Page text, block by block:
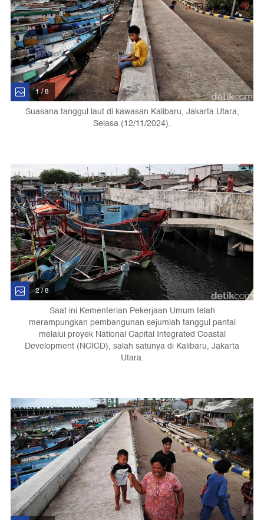
1 / 8
Suasana tanggul laut di kawasan Kalibaru, Jakarta Utara,
Selasa (12/11/2024).
2 / 8
Saat ini Kementerian Pekerjaan Umum telah
merampungkan pembangunan sejumlah tanggul pantai
melalui proyek National Capital Integrated Coastal
Development (NCICD), salah satunya di Kalibaru, Jakarta
Utara.